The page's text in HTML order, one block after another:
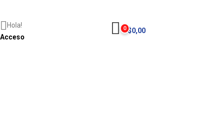
Hola!
Acceso
0 $0,00